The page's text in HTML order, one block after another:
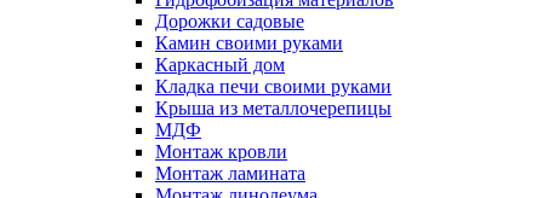
Дорожки садовые
Камин своими руками
Каркасный дом
Кладка печи своими руками
Крыша из металлочерепицы
МДФ
Монтаж кровли
Монтаж ламината